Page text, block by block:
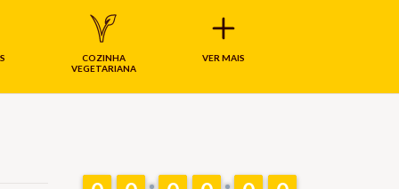
COZINHA
VEGETARIANA
VER MAIS